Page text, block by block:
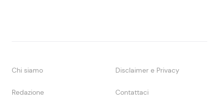
Chi siamo Disclaimer e Privacy
Redazione Contattaci